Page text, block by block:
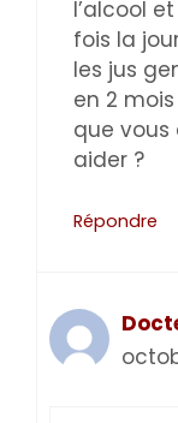
l’alcool
fois la
les jus
en 2 mois
que vous
aider ?
Répondre